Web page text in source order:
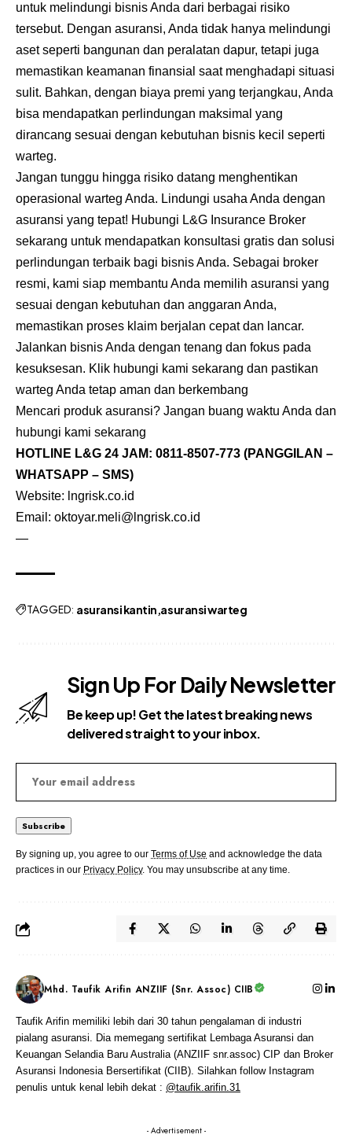
untuk melindungi bisnis Anda dari berbagai risiko
tersebut. Dengan asuransi, Anda tidak hanya melindungi
aset seperti bangunan dan peralatan dapur, tetapi juga
memastikan keamanan finansial saat menghadapi situasi
sulit. Bahkan, dengan biaya premi yang terjangkau, Anda
bisa mendapatkan perlindungan maksimal yang
dirancang sesuai dengan kebutuhan bisnis kecil seperti
warteg.
Jangan tunggu hingga risiko datang menghentikan
operasional warteg Anda. Lindungi usaha Anda dengan
asuransi yang tepat! Hubungi L&G Insurance Broker
sekarang untuk mendapatkan konsultasi gratis dan solusi
perlindungan terbaik bagi bisnis Anda. Sebagai broker
resmi, kami siap membantu Anda memilih asuransi yang
sesuai dengan kebutuhan dan anggaran Anda,
memastikan proses klaim berjalan cepat dan lancar.
Jalankan bisnis Anda dengan tenang dan fokus pada
kesuksesan. Klik hubungi kami sekarang dan pastikan
warteg Anda tetap aman dan berkembang
Mencari produk asuransi? Jangan buang waktu Anda dan
hubungi kami sekarang
HOTLINE L&G 24 JAM: 0811-8507-773 (PANGGILAN –
WHATSAPP – SMS)
Website: lngrisk.co.id
Email: oktoyar.meli@lngrisk.co.id
—
TAGGED: asuransi kantin asuransi warteg
Sign Up For Daily Newsletter
Be keep up! Get the latest breaking news
delivered straight to your inbox.
By signing up, you agree to our Terms of Use and acknowledge the data
practices in our Privacy Policy. You may unsubscribe at any time.
Mhd. Taufik Arifin ANZIIF (Snr. Assoc) CIIB
Taufik Arifin memiliki lebih dari 30 tahun pengalaman di industri
pialang asuransi. Dia memegang sertifikat Lembaga Asuransi dan
Keuangan Selandia Baru Australia (ANZIIF snr.assoc) CIP dan Broker
Asuransi Indonesia Bersertifikat (CIIB). Silahkan follow Instagram
penulis untuk kenal lebih dekat : @taufik.arifin.31
- Advertisement -